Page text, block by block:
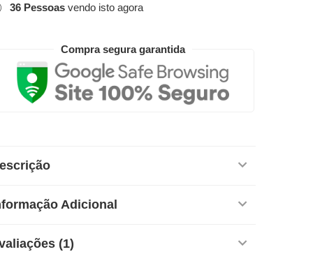
36 Pessoas vendo isto agora
Compra segura garantida
Adicional
(1)